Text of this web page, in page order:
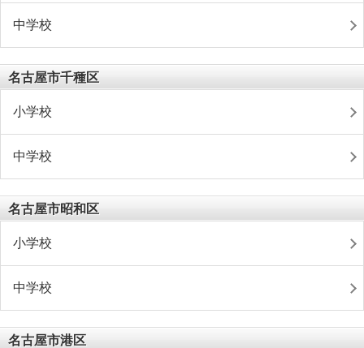
中学校
名古屋市千種区
小学校
中学校
名古屋市昭和区
小学校
中学校
名古屋市港区